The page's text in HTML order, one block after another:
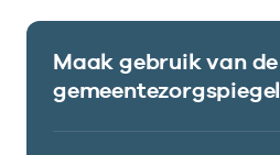
Maak gebruik van de
gemeentezorgspiegel